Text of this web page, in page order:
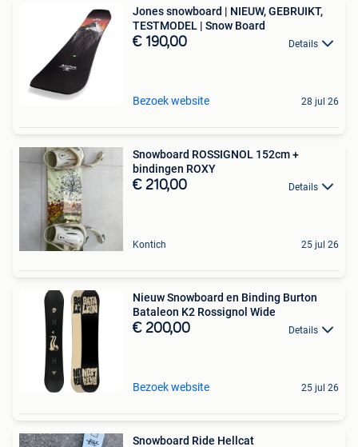
Jones snowboard | NIEUW, GEBRUIKT,
TESTMODEL | Snow Board
€ 190,00 Details
Bezoek website 28 jul 26
Snowboard ROSSIGNOL 152cm +
bindingen ROXY
€ 210,00 Details
Kontich 25 jul 26
Nieuw Snowboard en Binding Burton
Bataleon K2 Rossignol Wide
€ 200,00 Details
Bezoek website 25 jul 26
Snowboard Ride Hellcat